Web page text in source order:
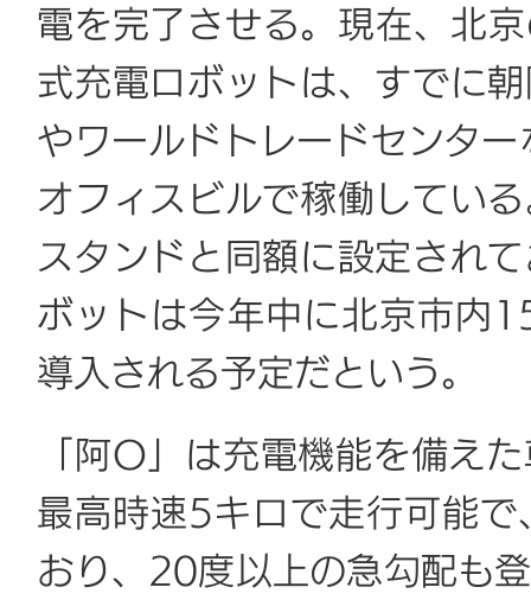
電を完了させる。現在、北
式充電ロボットは、すでに
やワールドトレードセンタ
オフィスビルで稼働してい
スタンドと同額に設定され
ボットは今年中に北京市内
導入される予定だという。
「阿O」は充電機能を備え
最高時速5キロで走行可能
おり、20度以上の急勾配も